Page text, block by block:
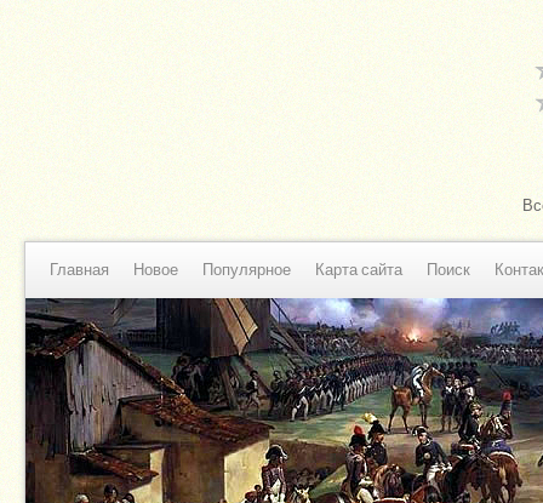
Главная Новое Популярное Карта сайта Поиск